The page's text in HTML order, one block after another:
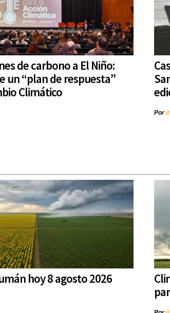
de carbono a El Niño:
un “plan de respuesta”
Climático
Por
hoy 8 agosto 2026